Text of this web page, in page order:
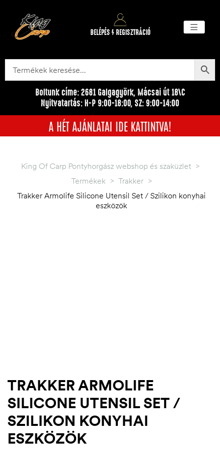
BELÉPÉS / REGISZTRÁCIÓ
Boltunk címe: 2681 Galgagyörk, Mácsai út 18\C
Nyitvatartás: H-P 9:00-18:00, SZ: 9:00-14:00
A HÉT AJÁNLATAI IDE KATTINTVA!
King Of Carp Pontyhorgász webshop és szaküzlet >
Termékek > Trakker >
Trakker Armolife Silicone Utensil Set / Szilikon konyhai
eszközök
TRAKKER ARMOLIFE
SILICONE UTENSIL SET /
SZILIKON KONYHAI
ESZKÖZÖK